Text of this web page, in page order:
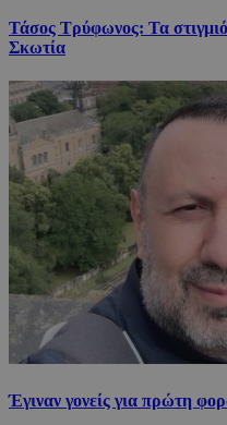
Τάσος Τρύφωνος: Τα
Σκωτία
Έγιναν γονείς για πρώτη